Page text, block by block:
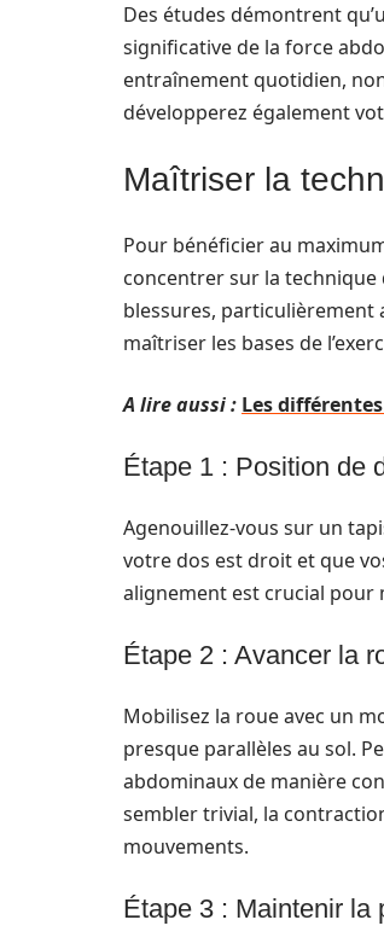
Des études démontrent
significative de la force
entraînement quotidien,
développerez également
Maîtriser la
Pour bénéficier au
concentrer sur la technique
blessures, particulièrement
maîtriser les bases de
A lire aussi : Les
Étape 1 : Position de
Agenouillez-vous sur un
votre dos est droit et que
alignement est crucial pour
Étape 2 : Avancer la
Mobilisez la roue avec un
presque parallèles au sol.
abdominaux de manière
sembler trivial, la
mouvements.
Étape 3 : Maintenir la